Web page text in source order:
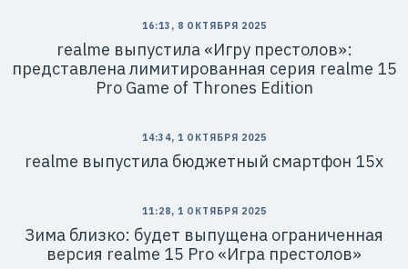
16:13, 8 ОКТЯБРЯ 2025
realme выпустила «Игру престолов»:
представлена лимитированная серия realme 15
Pro Game of Thrones Edition
14:34, 1 ОКТЯБРЯ 2025
realme выпустила бюджетный смартфон 15x
11:28, 1 ОКТЯБРЯ 2025
Зима близко: будет выпущена ограниченная
версия realme 15 Pro «Игра престолов»